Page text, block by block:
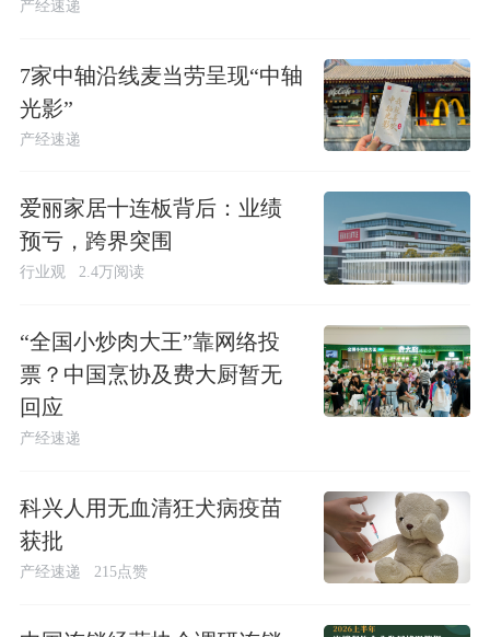
产经速递
7家中轴沿线麦当劳呈现“中轴
光影”
产经速递
爱丽家居十连板背后：业绩
预亏，跨界突围
行业观 2.4万阅读
“全国小炒肉大王”靠网络投
票？中国烹协及费大厨暂无
回应
产经速递
科兴人用无血清狂犬病疫苗
获批
产经速递 215点赞